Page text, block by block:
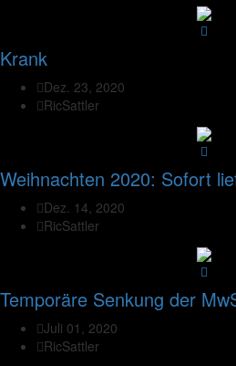
Krank
Dez. 23, 2020
RicSattler
Weihnachten 2020: Sofort
Dez. 14, 2020
RicSattler
Temporäre Senkung der
Juli 01, 2020
RicSattler